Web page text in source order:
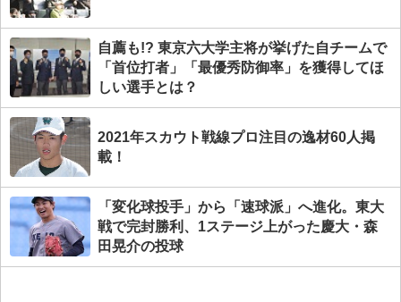
自薦も!? 東京六大学主将が挙げた自チームで
「首位打者」「最優秀防御率」を獲得してほ
しい選手とは？
2021年スカウト戦線プロ注目の逸材60人掲
載！
「変化球投手」から「速球派」へ進化。東大
戦で完封勝利、1ステージ上がった慶大・森
田晃介の投球